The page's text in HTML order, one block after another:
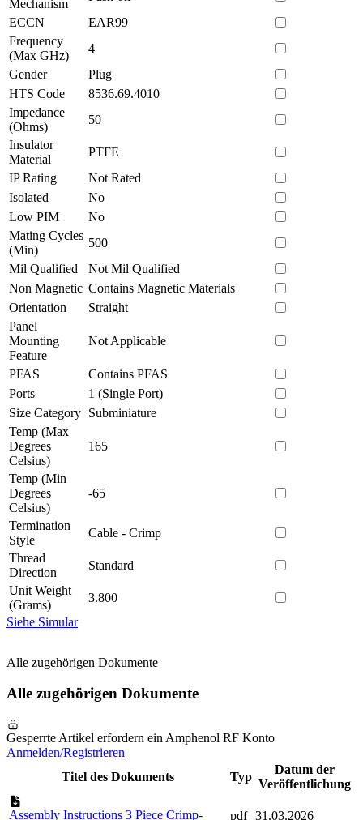
Mechanism
ECCN
EAR99
Frequency
(Max GHz)
4
Gender
Plug
HTS Code
8536.69.4010
Impedance
(Ohms)
50
Insulator
Material
PTFE
IP Rating
Not Rated
Isolated
No
Low PIM
No
Mating Cycles
(Min)
500
Mil Qualified
Not Mil Qualified
Non Magnetic Contains Magnetic Materials
Orientation
Straight
Panel
Mounting
Feature
Not Applicable
PFAS
Contains PFAS
Ports
1 (Single Port)
Size Category Subminiature
Temp (Max
Degrees
Celsius)
165
Temp (Min
Degrees
Celsius)
-65
Termination
Style
Cable - Crimp
Thread
Direction
Standard
Unit Weight
(Grams)
3.800
Siehe Simular
Alle zugehörigen Dokumente
Alle zugehörigen Dokumente
Gesperrte Artikel erfordern ein Amphenol RF Konto
Anmelden/Registrieren
Titel des Dokuments
Typ
Datum der
Veröffentlichung
Assembly Instructions 3 Piece Crimp- pdf 31.03.2026